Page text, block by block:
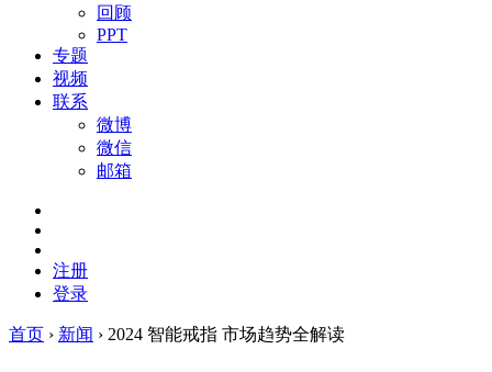
回顾
PPT
专题
视频
联系
微博
微信
邮箱
注册
登录
首页 › 新闻 › 2024 智能戒指 市场趋势全解读